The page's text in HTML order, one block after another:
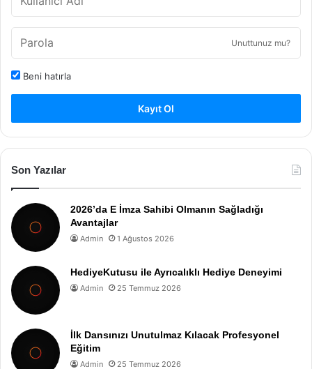
Unuttunuz mu?
Beni hatırla
Kayıt Ol
Son Yazılar
2026’da E İmza Sahibi Olmanın Sağladığı
Avantajlar
Admin 1 Ağustos 2026
HediyeKutusu ile Ayrıcalıklı Hediye Deneyimi
Admin 25 Temmuz 2026
İlk Dansınızı Unutulmaz Kılacak Profesyonel
Eğitim
Admin 25 Temmuz 2026